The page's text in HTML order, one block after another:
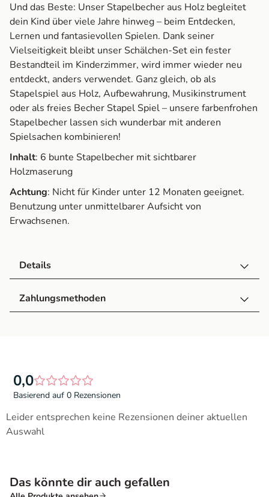
Und das Beste: Unser Stapelbecher aus Holz begleitet
dein Kind über viele Jahre hinweg – beim Entdecken,
Lernen und fantasievollen Spielen. Dank seiner
Vielseitigkeit bleibt unser Schälchen-Set ein fester
Bestandteil im Kinderzimmer, wird immer wieder neu
entdeckt, anders verwendet. Ganz gleich, ob als
Stapelspiel aus Holz, Aufbewahrung, Musikinstrument
oder als freies Becher Stapel Spiel – unsere farbenfrohen
Stapelbecher lassen sich wunderbar mit anderen
Spielsachen kombinieren!
Inhalt: 6 bunte Stapelbecher mit sichtbarer
Holzmaserung
Achtung: Nicht für Kinder unter 12 Monaten geeignet.
Benutzung unter unmittelbarer Aufsicht von
Erwachsenen.
Details
Zahlungsmethoden
0,0
Basierend auf 0 Rezensionen
Leider entsprechen keine Rezensionen deiner aktuellen
Auswahl
Das könnte dir auch gefallen